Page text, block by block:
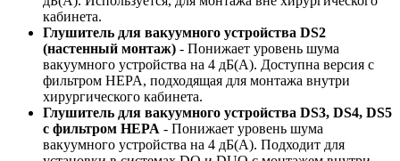
кабинета.
Глушитель для вакуумного устройства DS2
(настенный монтаж) - Понижает уровень шума
вакуумного устройства на 4 дБ(А). Доступна версия с
фильтром HEPA, подходящая для монтажа внутри
хирургического кабинета.
Глушитель для вакуумного устройства DS3, DS4, DS5
с фильтром HEPA - Понижает уровень шума
вакуумного устройства на 4 дБ(А). Подходит для